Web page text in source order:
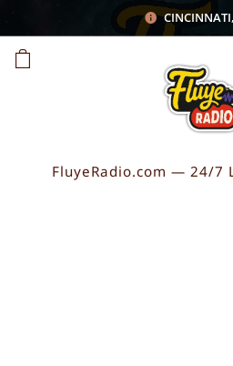
CINCINNATI,
FluyeRadio.com — 24/7